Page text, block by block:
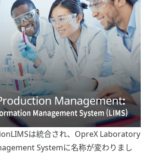
は統合され、OpreX Laboratory
Systemに名称が変わりまし